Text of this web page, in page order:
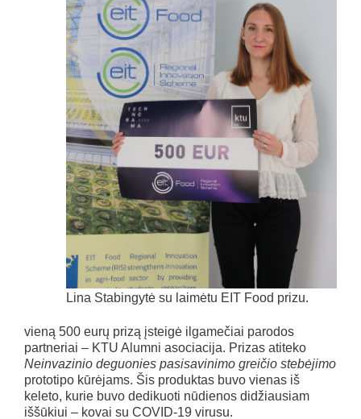
Lina Stabingytė su laimėtu EIT Food prizu.
vieną 500 eurų prizą įsteigė ilgamečiai parodos
partneriai – KTU Alumni asociacija. Prizas atiteko
Neinvazinio deguonies pasisavinimo greičio stebėjimo
prototipo kūrėjams. Šis produktas buvo vienas iš
keleto, kurie buvo dedikuoti nūdienos didžiausiam
iššūkiui – kovai su COVID-19 virusu.